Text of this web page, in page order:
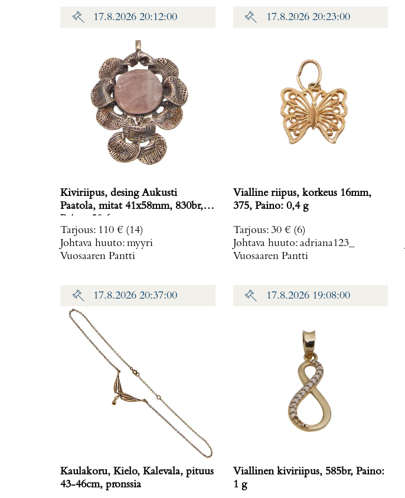
17.8.2026 20:12:00
Kiviriipus, desing Aukusti
Paatola, mitat 41x58mm, 830br,
Tarjous: 110 € (14)
Johtava huuto: myyri
Vuosaaren Pantti
17.8.2026 20:23:00
Vialline riipus, korkeus 16mm,
375, Paino: 0,4 g
Tarjous: 30 € (6)
Johtava huuto: adriana123_
Vuosaaren Pantti
17.8.2026 20:37:00
Kaulakoru, Kielo, Kalevala, pituus
43-46cm, pronssia
17.8.2026 19:08:00
Viallinen kiviriipus, 585br, Paino:
1 g